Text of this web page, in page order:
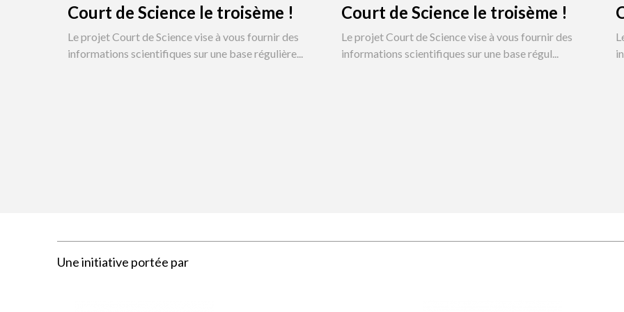
Court de Science le troisème !
Le projet Court de Science vise à vous fournir des
informations scientifiques sur une base régulière...
Court de Science le troisème !
Le projet Court de Science vise à vous fournir des
informations scientifiques sur une base régul...
Une initiative portée par